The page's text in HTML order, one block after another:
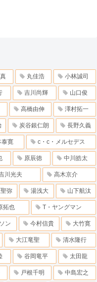
丸佳浩 小林誠司
吉川尚輝 山口俊
高橋由伸 澤村拓一
炭谷銀仁朗 長野久義
泰寛 c・c・メルセデス
原辰徳 中川皓太
川光夫 高木京介
弥 湯浅大 山下航汰
拓也 T・ヤングマン
ン 今村信貴 大竹寛
大江竜聖 清水隆行
谷岡竜平 太田龍
戸根千明 中島宏之